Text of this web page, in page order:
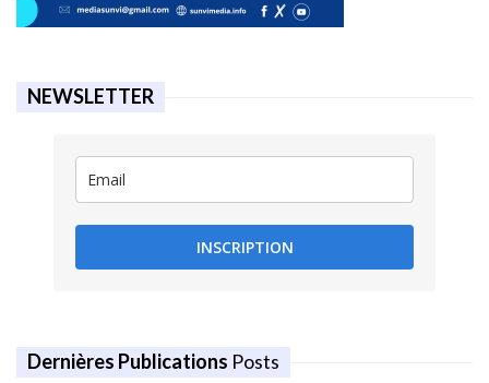
NEWSLETTER
INSCRIPTION
Dernières Publications Posts